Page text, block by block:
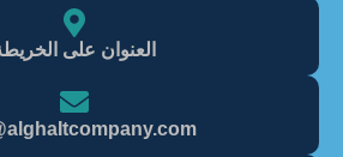
العنوان على